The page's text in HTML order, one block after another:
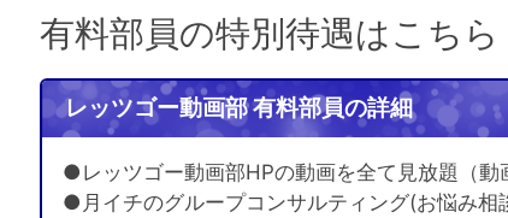
有料部員の特別待遇はこちら
レッツゴー動画部 有料部員の詳細
●レッツゴー動画部HPの動画を全て見放題（動
●月イチのグループコンサルティング(お悩み相